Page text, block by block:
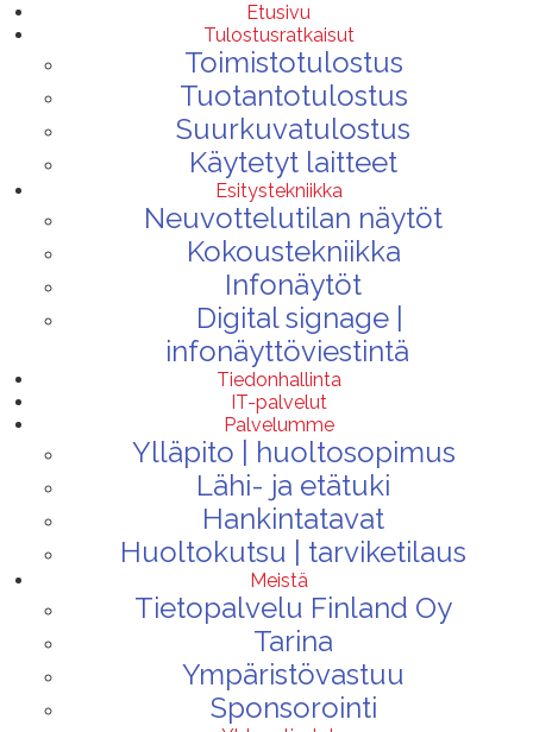
Etusivu
Tulostusratkaisut
Toimistotulostus
Tuotantotulostus
Suurkuvatulostus
Käytetyt laitteet
Esitystekniikka
Neuvottelutilan näytöt
Kokoustekniikka
Infonäytöt
Digital signage |
infonäyttöviestintä
Tiedonhallinta
IT-palvelut
Palvelumme
Ylläpito | huoltosopimus
Lähi- ja etätuki
Hankintatavat
Huoltokutsu | tarviketilaus
Meistä
Tietopalvelu Finland Oy
Tarina
Ympäristövastuu
Sponsorointi